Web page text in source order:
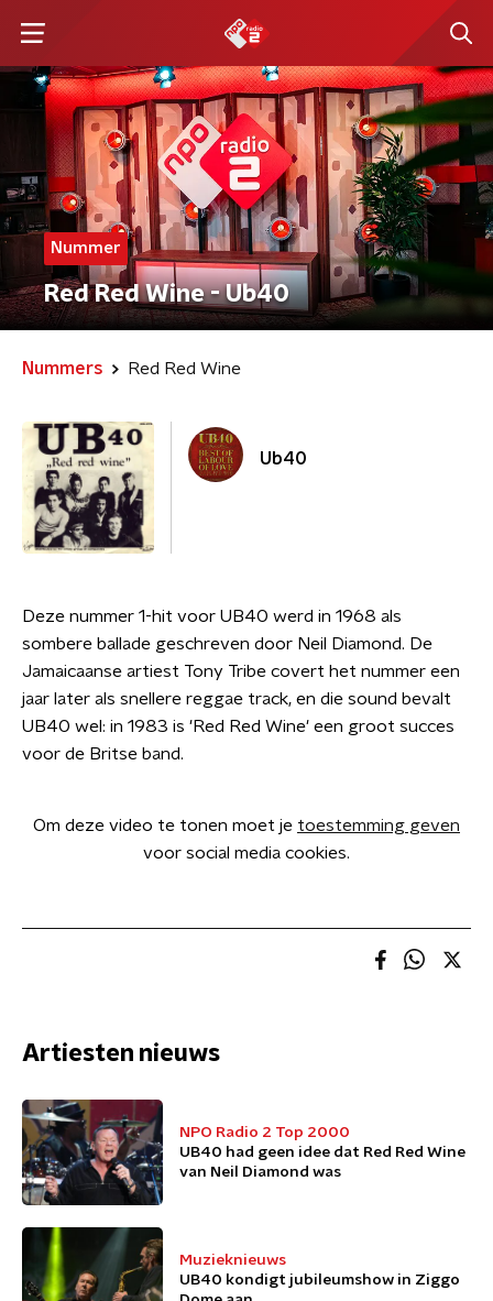
Nummer
Red Red Wine - Ub40
Nummers Red Red Wine
Ub40
Deze nummer 1-hit voor UB40 werd in 1968 als
sombere ballade geschreven door Neil Diamond. De
Jamaicaanse artiest Tony Tribe covert het nummer een
jaar later als snellere reggae track, en die sound bevalt
UB40 wel: in 1983 is 'Red Red Wine' een groot succes
voor de Britse band.
Om deze video te tonen moet je toestemming geven
voor social media cookies.
Artiesten nieuws
NPO Radio 2 Top 2000
UB40 had geen idee dat Red Red Wine
van Neil Diamond was
Muzieknieuws
UB40 kondigt jubileumshow in Ziggo